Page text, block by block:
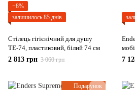
−8%
залишилось 85 днів
Стілець гігієнічний для душу
ТЕ-74, пластиковий, білий 74 см
2 813 грн 3 060 грн
7
Подарунок